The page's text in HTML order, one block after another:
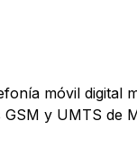
móvil digital
y UMTS de